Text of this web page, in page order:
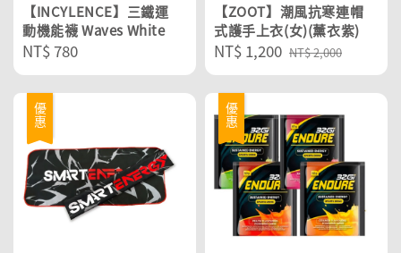
【INCYLENCE】三鐵運
動機能襪 Waves White
Regular
price
NT$ 780
【ZOOT】潮風抗寒連帽
式護手上衣(女)(薰衣紫)
Sale
price
NT$ 1,200 Regular
price
NT$ 2,000
優惠 優惠